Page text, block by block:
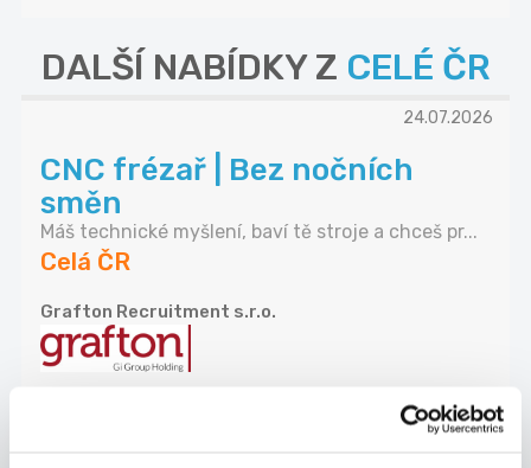
DALŠÍ NABÍDKY Z CELÉ ČR
24.07.2026
CNC frézař | Bez nočních
směn
Máš technické myšlení, baví tě stroje a chceš pr...
Celá ČR
Grafton Recruitment s.r.o.
24.07.2026